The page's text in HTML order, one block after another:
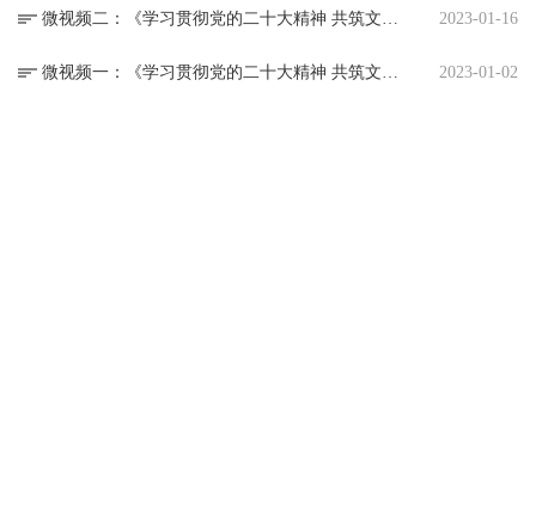
微视频二：《学习贯彻党的二十大精神 共筑文化教育新辉煌》 2023-01-16
微视频一：《学习贯彻党的二十大精神 共筑文化教育新辉煌》 2023-01-02